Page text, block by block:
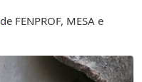
de FENPROF, MESA e